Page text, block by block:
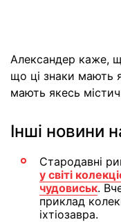
Александер каже,
що ці знаки мають
мають якесь
Інші новини
Стародавні
у світі
чудовиськ.
приклад
іхтіозавра.